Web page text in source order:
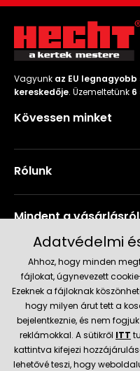
Vagyunk az EU
kereskedője. Üzemeltetünk 6
Kövessen minket
Rólunk
Mindent a vásárlásról
Szerviz és támogatás
Aktuális információk
Szállítás és fizetési
Adatvédelmi
Ahhoz, hogy minden
fájlokat, úgynevezett
Ezeknek a fájloknak
hogy milyen árut tett a
bejelentkeznie, és nem
reklámokkal. A sütikről ITT
kattintva kifejezi
lehetővé teszi, hogy